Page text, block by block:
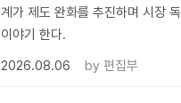
계가 제도 완화를 추진하며 시장
이야기 한다.
2026.08.06
by편집부